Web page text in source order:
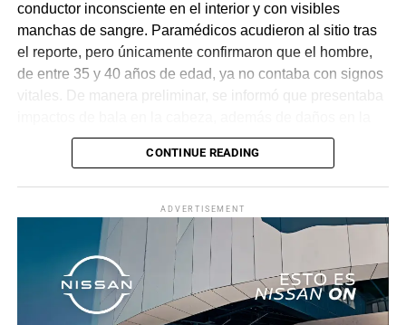
conductor inconsciente en el interior y con visibles
manchas de sangre. Paramédicos acudieron al sitio tras
el reporte, pero únicamente confirmaron que el hombre,
de entre 35 y 40 años de edad, ya no contaba con signos
vitales. De manera preliminar, se informó que presentaba
puerta del lado del conductor.
realizaron las diligencias correspondientes y el
levantamiento del cuerpo. Hasta el momento no se
cuenta con información sobre los agresores, y el cadáver
fue trasladado al Servicio Médico Forense en espera de
ser identificado, en tanto continúan las investigaciones.
CONTINUE READING
ADVERTISEMENT